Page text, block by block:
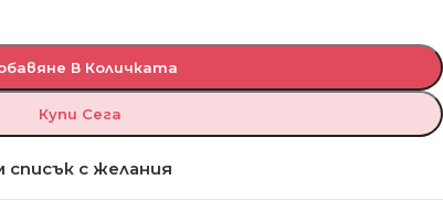
В Количката
Купи Сега
списък с желания